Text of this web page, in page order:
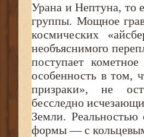
Урана и Нептуна, то
группы. Мощное
космических
необъяснимого
поступает
особенность в том,
призраки», не
бесследно
Земли. Реальностью
формы — с